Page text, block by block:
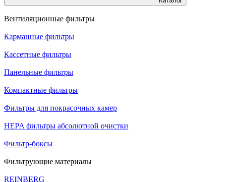
Вентиляционные фильтры
Карманные фильтры
Кассетные фильтры
Панельные фильтры
Компактные фильтры
Фильтры для покрасочных камер
HEPA фильтры абсолютной очистки
Фильтр-боксы
Фильтрующие материалы
REINBERG